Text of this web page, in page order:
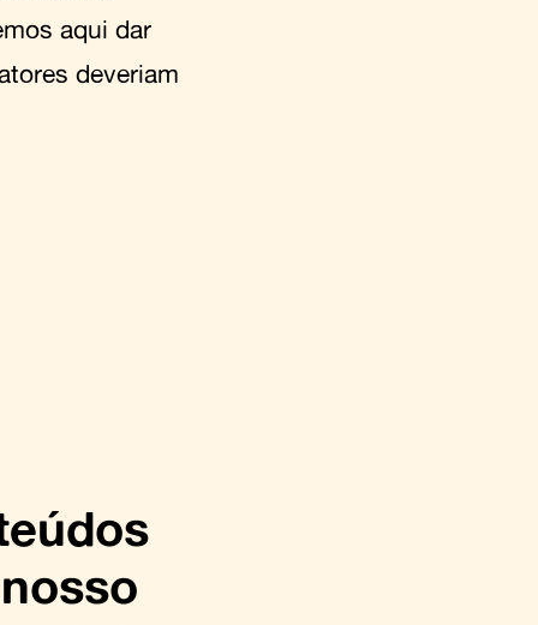
aqui dar
deveriam